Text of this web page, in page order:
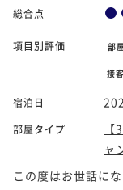
総合点
項目別評価 部
接
宿泊日
部屋タイプ
ャ
この度はお世話に